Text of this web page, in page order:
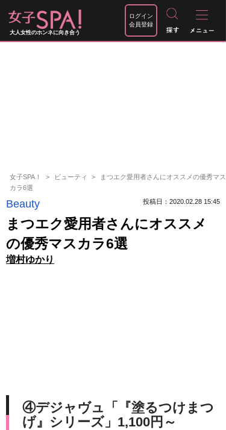
大人女性のホンネに向き合う
ログイン
会員登録
女子SPA！ ビューティ
まつエク愛用者さんにオススメの優秀マス
カラ6選
Beauty 投稿日：2020.02.28 15:45
まつエク愛用者さんにオススメ
の優秀マスカラ6選
増村ゆかり
④デジャヴュ「『塗るつけまつ
げ』シリーズ」1,100円～